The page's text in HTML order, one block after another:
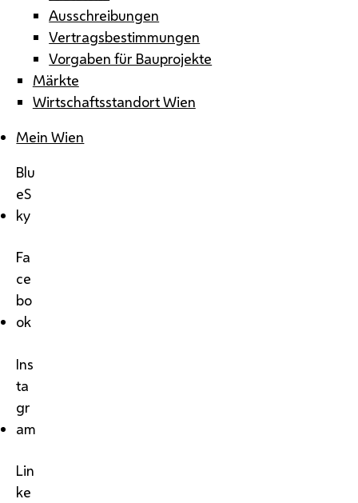
Ausschreibungen
Vertragsbestimmungen
Vorgaben für Bauprojekte
Märkte
Wirtschaftsstandort Wien
Mein Wien
Blu
eS
ky
Fa
ce
bo
ok
Ins
ta
gr
am
Lin
ke